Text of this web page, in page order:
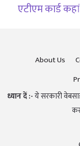
एटीएम कार्ड
About Us
ध्यान दें :-ये सरकारी